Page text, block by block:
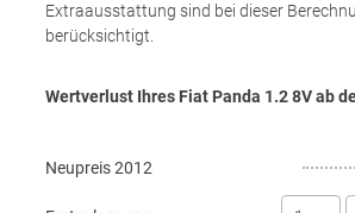
Extraausstattung sind bei dieser
berücksichtigt.
Wertverlust Ihres Fiat Panda 1.2 8V ab
Neupreis2012